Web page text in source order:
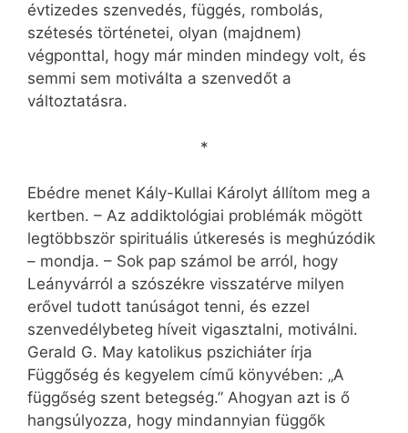
évtizedes szenvedés, függés, rombolás,
szétesés történetei, olyan (majdnem)
végponttal, hogy már minden mindegy volt, és
semmi sem motiválta a szenvedőt a
változtatásra.
*
Ebédre menet Kály-Kullai Károlyt állítom meg a
kertben. – Az addiktológiai problémák mögött
legtöbbször spirituális útkeresés is meghúzódik
– mondja. – Sok pap számol be arról, hogy
Leányvárról a szó­székre visszatérve milyen
erővel tudott tanúságot tenni, és ezzel
szenvedélybeteg híveit vigasztalni, motiválni.
Gerald G. May katolikus pszi­chiáter írja
Függőség és kegyelem című könyvében: „A
függőség szent betegség.” Ahogyan azt is ő
hangsúlyozza, hogy mindannyian függők